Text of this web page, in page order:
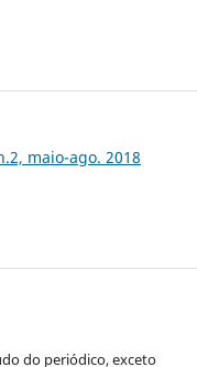
maio-ago. 2018
do periódico, exceto